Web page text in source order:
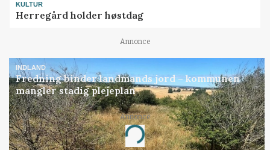
KULTUR
Herregård holder høstdag
Annonce
INDLAND
Fredning binder landmands jord – kommunen
mangler stadig plejeplan
Annonce